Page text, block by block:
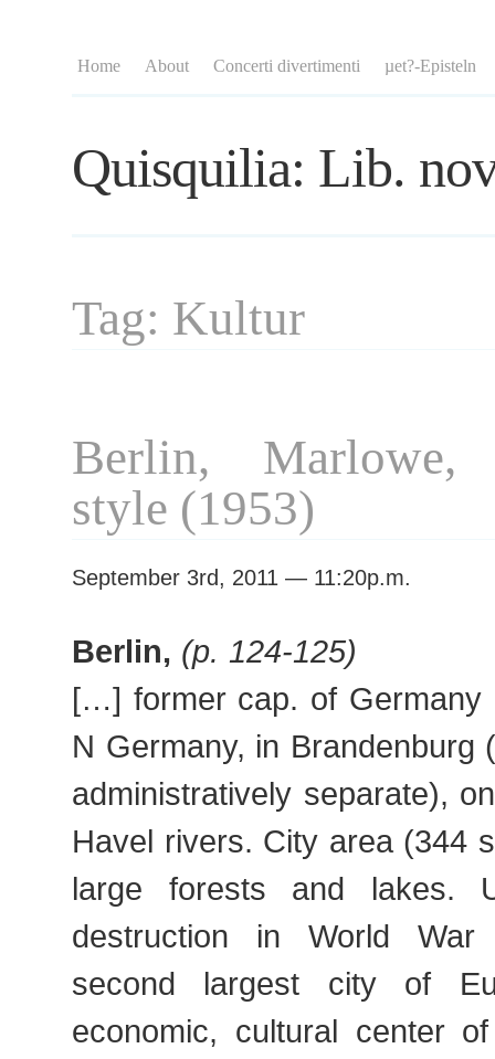
Home About Concerti divertimenti µet?-Episteln
Quisquilia: Lib.
Tag: Kultur
Berlin, Marlowe,
style (1953)
September 3rd, 2011 — 11:20p.m.
Berlin, (p. 124-125)
[…] former cap. of Germany
N Germany, in Brandenburg
administratively separate),
Havel rivers. City area (344
large forests and
destruction in World
second largest city of
economic, cultural center